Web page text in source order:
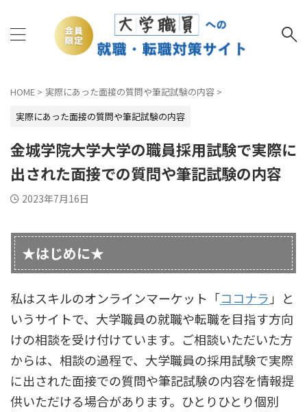
HOME > 実際にあった面接の質問や筆記試験の内容 >
実際にあった面接の質問や筆記試験の内容
金城学院大学大学の職員採用試験で実際に
出された面接での質問や筆記試験の内容
2023年7月16日
★はじめに★
私はスキルのオンラインマーケット「ココナラ 」と
いうサイトで、大学職員の就職や転職を目指す方向
けの相談を受け付けています。ご相談いただいた方
からは、相談の過程で、大学職員の採用試験で実際
に出された面接での質問や筆記試験の内容を情報提
供いただける場合があります。ひとりひとり個別